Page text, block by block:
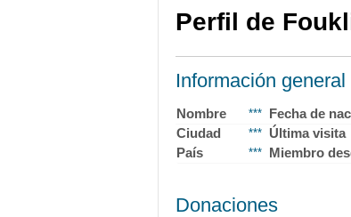
Perfil de
Información general
Nombre *** Fecha de
Ciudad *** Última visita
País *** Miembro
Donaciones